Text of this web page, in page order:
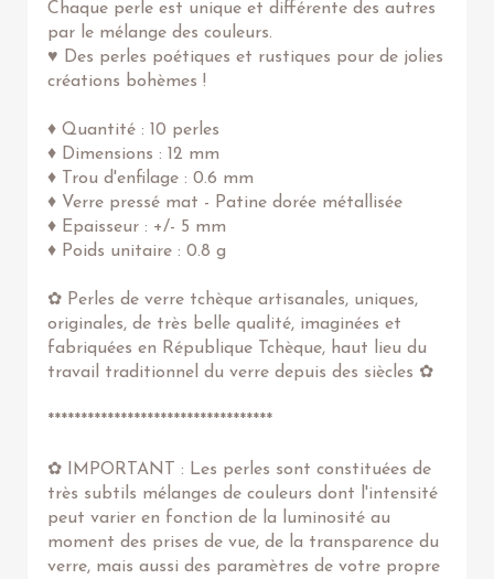
Chaque perle est unique et différente des autres
par le mélange des couleurs.
♥ Des perles poétiques et rustiques pour de jolies
créations bohèmes !
♦ Quantité : 10 perles
♦ Dimensions : 12 mm
♦ Trou d'enfilage : 0.6 mm
♦ Verre pressé mat - Patine dorée métallisée
♦ Epaisseur : +/- 5 mm
♦ Poids unitaire : 0.8 g
✿ Perles de verre tchèque artisanales, uniques,
originales, de très belle qualité, imaginées et
fabriquées en République Tchèque, haut lieu du
travail traditionnel du verre depuis des siècles ✿
**********************************
✿ IMPORTANT : Les perles sont constituées de
très subtils mélanges de couleurs dont l'intensité
peut varier en fonction de la luminosité au
moment des prises de vue, de la transparence du
verre, mais aussi des paramètres de votre propre